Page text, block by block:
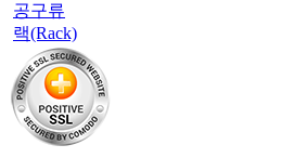
공구류
랙(Rack)